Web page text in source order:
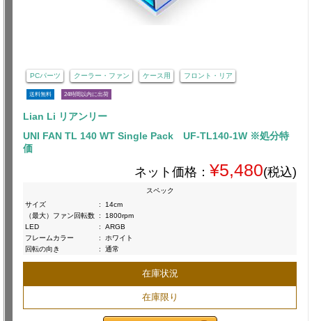
PCパーツ クーラー・ファン ケース用 フロント・リア
送料無料 24時間以内に出荷
Lian Li リアンリー
UNI FAN TL 140 WT Single Pack UF-TL140-1W ※処分特
価
ネット価格： ¥5,480(税込)
スペック
サイズ
:
14cm
（最大）ファン回転数 :
1800rpm
LED
:
ARGB
フレームカラー
:
ホワイト
回転の向き
: 通常
在庫状況
在庫限り